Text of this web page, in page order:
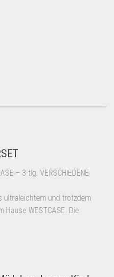
– 3-tlg. VERSCHIEDENE
ultraleichtem und trotzdem
WESTCASE. Die